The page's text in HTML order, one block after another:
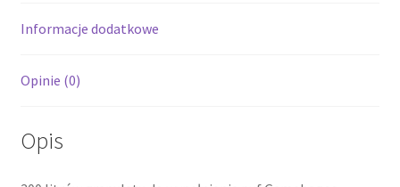
Informacje dodatkowe
Opinie (0)
Opis